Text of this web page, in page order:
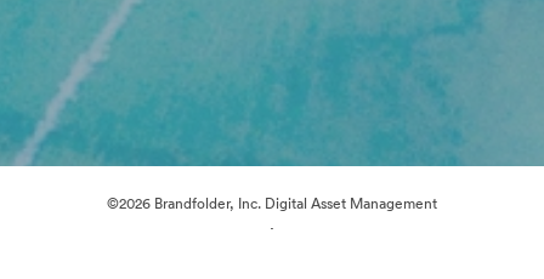
©2026 Brandfolder, Inc. Digital Asset Management
·